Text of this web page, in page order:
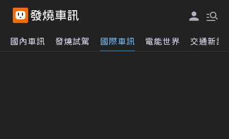
國內車訊 發燒試駕 國際車訊 電能世界 交通新訊